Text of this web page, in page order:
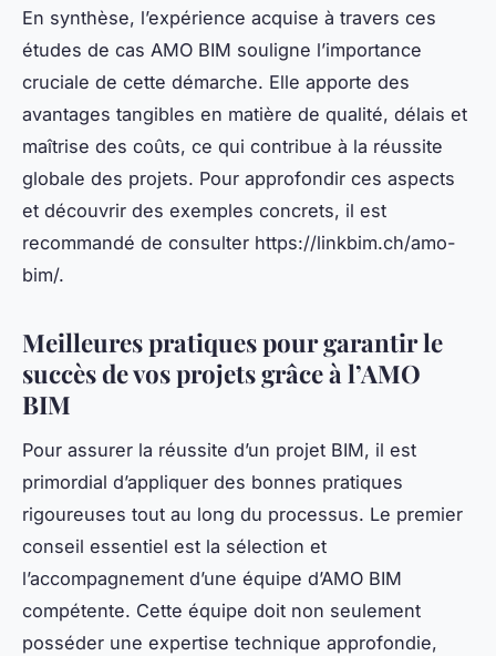
En synthèse, l’expérience acquise à travers ces
études de cas AMO BIM souligne l’importance
cruciale de cette démarche. Elle apporte des
avantages tangibles en matière de qualité, délais et
maîtrise des coûts, ce qui contribue à la réussite
globale des projets. Pour approfondir ces aspects
et découvrir des exemples concrets, il est
recommandé de consulter https://linkbim.ch/amo-
bim/.
Meilleures pratiques pour garantir le
succès de vos projets grâce à l’AMO
BIM
Pour assurer la réussite d’un projet BIM, il est
primordial d’appliquer des bonnes pratiques
rigoureuses tout au long du processus. Le premier
conseil essentiel est la sélection et
l’accompagnement d’une équipe d’AMO BIM
compétente. Cette équipe doit non seulement
posséder une expertise technique approfondie,